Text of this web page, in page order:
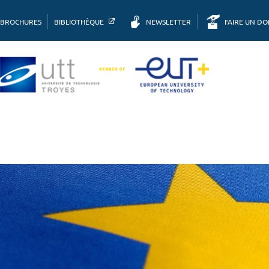
BROCHURES BIBLIOTHÈQUE NEWSLETTER FAIRE UN